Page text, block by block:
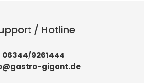
/ Hotline
06344/9261444
gigant.de